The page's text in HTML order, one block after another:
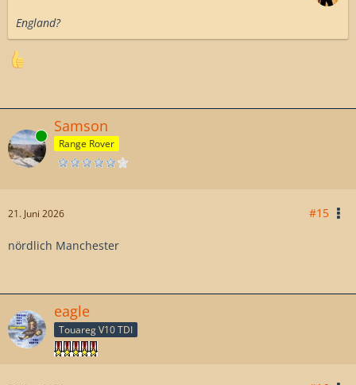
England?
Online
Samson
Range Rover
21. Juni 2026 #15
nördlich Manchester
eagle
Touareg V10 TDI